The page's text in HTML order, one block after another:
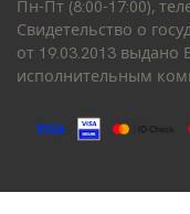
Пн-Пт (8:00-17:00),
Свидетельство о
от 19.03.2013 выдано
исполнительным